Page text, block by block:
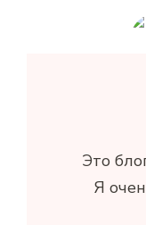
Это
Я